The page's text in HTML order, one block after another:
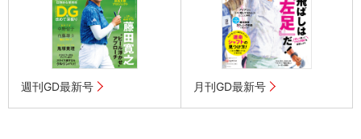
週刊GD最新号 月刊GD最新号